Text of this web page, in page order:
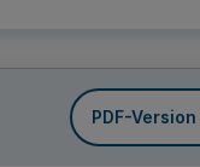
PDF-